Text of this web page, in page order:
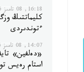
16:18, 08 تامىز 2026
كليماتتىڭ
ءتوندىردى
14:07, 08 تامىز 2026
استام رەيس